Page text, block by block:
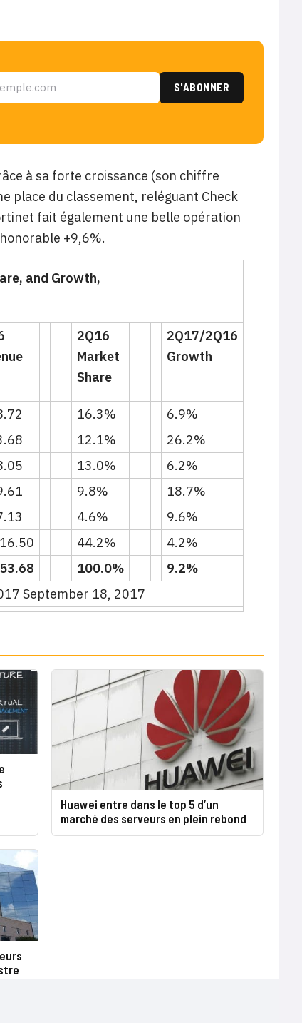
à sa forte croissance (son chiffre
place du classement, reléguant Check
fait également une belle opération
+9,6%.
and Growth,
2Q16
Market
Share
2Q17/2Q16
Growth
16.3%
6.9%
12.1%
26.2%
13.0%
6.2%
9.8%
18.7%
4.6%
9.6%
44.2%
4.2%
100.0%
9.2%
September 18, 2017
Huawei entre dans le top 5 d’un
marché des serveurs en plein rebond